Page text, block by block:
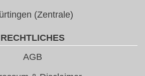
(Zentrale)
RECHTLICHES
AGB